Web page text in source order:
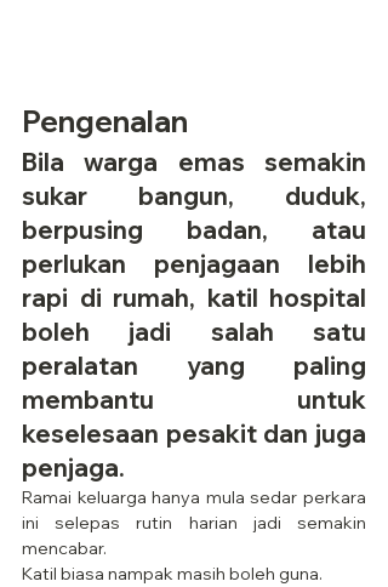
Pengenalan
Bila warga emas semakin
sukar bangun, duduk,
berpusing badan, atau
perlukan penjagaan lebih
rapi di rumah, katil hospital
boleh jadi salah satu
peralatan yang paling
membantu untuk
keselesaan pesakit dan juga
penjaga.
Ramai keluarga hanya mula sedar perkara
ini selepas rutin harian jadi semakin
mencabar.
Katil biasa nampak masih boleh guna.